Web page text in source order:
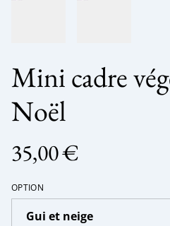
Mini cadre
Noël
35,00 €
OPTION